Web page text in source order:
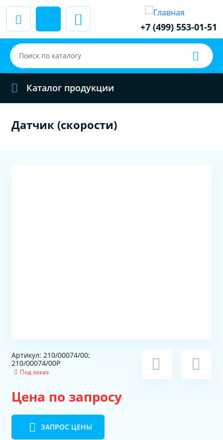
+7 (499) 553-01-51
Каталог продукции
Датчик (скорости)
Артикул: 210/00074/00;
210/00074/00P
Под заказ
Цена по запросу
ЗАПРОС ЦЕНЫ